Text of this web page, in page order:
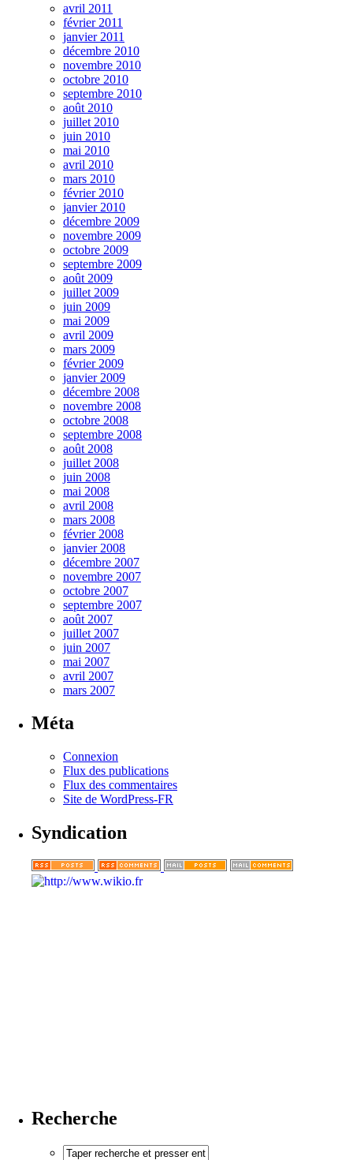
avril 2011
février 2011
janvier 2011
décembre 2010
novembre 2010
octobre 2010
septembre 2010
août 2010
juillet 2010
juin 2010
mai 2010
avril 2010
mars 2010
février 2010
janvier 2010
décembre 2009
novembre 2009
octobre 2009
septembre 2009
août 2009
juillet 2009
juin 2009
mai 2009
avril 2009
mars 2009
février 2009
janvier 2009
décembre 2008
novembre 2008
octobre 2008
septembre 2008
août 2008
juillet 2008
juin 2008
mai 2008
avril 2008
mars 2008
février 2008
janvier 2008
décembre 2007
novembre 2007
octobre 2007
septembre 2007
août 2007
juillet 2007
juin 2007
mai 2007
avril 2007
mars 2007
Méta
Connexion
Flux des publications
Flux des commentaires
Site de WordPress-FR
Syndication
Recherche